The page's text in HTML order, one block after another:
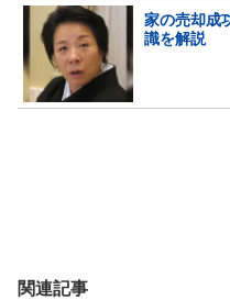
家の売却成
識を解説
関連記事